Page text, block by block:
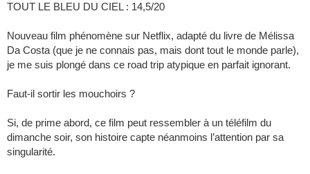
TOUT LE BLEU DU CIEL : 14,5/20
Nouveau film phénomène sur Netflix, adapté du livre de Mélissa
Da Costa (que je ne connais pas, mais dont tout le monde parle),
je me suis plongé dans ce road trip atypique en parfait ignorant.
Faut-il sortir les mouchoirs ?
Si, de prime abord, ce film peut ressembler à un téléfilm du
dimanche soir, son histoire capte néanmoins l’attention par sa
singularité.